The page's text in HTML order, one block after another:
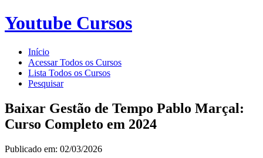
Youtube Cursos
Início
Acessar Todos os Cursos
Lista Todos os Cursos
Pesquisar
Baixar Gestão de Tempo Pablo Marçal:
Curso Completo em 2024
Publicado em: 02/03/2026